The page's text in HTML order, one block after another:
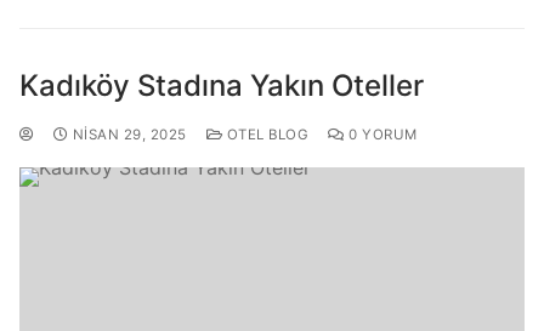
Kadıköy Stadına Yakın Oteller
NISAN 29, 2025 OTEL BLOG 0 YORUM